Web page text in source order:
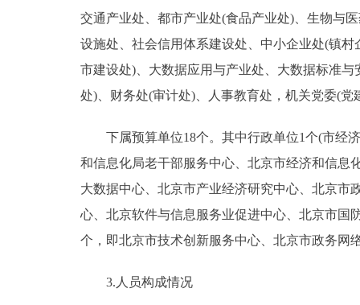
交通产业处、都市产业处(食品产业处)、生物与
设施处、社会信用体系建设处、中小企业处(镇
市建设处)、大数据应用与产业处、大数据标准
处)、财务处(审计处)、人事教育处，机关党委(
下属预算单位18个。其中行政单位1个(市经济
和信息化局老干部服务中心、北京市经济和信息
大数据中心、北京市产业经济研究中心、北京市
心、北京软件与信息服务业促进中心、北京市国
个，即北京市技术创新服务中心、北京市政务网
3.人员构成情况